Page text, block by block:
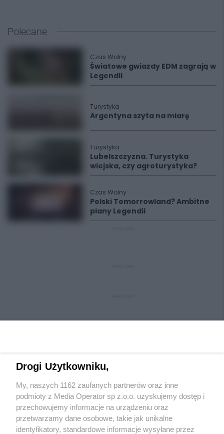
Polecane
Czas Wolny
Światowe gwiazdy EDM zagrają w
Legendii
Turystyka
Argentyna szyta na miarę
Turystyka
Lubelszczyzna. Turystyka
wiejska, czy agroturystyka?
Czas Wolny
Polski Tomorrowland? Ambitne
plany Legendii
Wydawca mediówlokalnych
Drogi Użytkowniku,
My, naszych 1162 zaufanych partnerów oraz inne
podmioty z Media Operator sp z.o.o. uzyskujemy dostęp i
przechowujemy informacje na urządzeniu oraz
przetwarzamy dane osobowe, takie jak unikalne
identyfikatory, standardowe informacje wysyłane przez